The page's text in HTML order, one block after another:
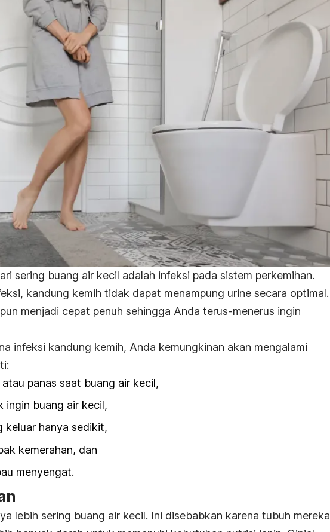
sering buang air kecil adalah infeksi pada sistem perkemihan.
kandung kemih tidak dapat menampung urine secara optimal.
menjadi cepat penuh sehingga Anda terus-menerus ingin
infeksi kandung kemih, Anda kemungkinan akan mengalami
atau panas saat buang air kecil,
ingin buang air kecil,
keluar hanya sedikit,
kemerahan, dan
menyengat.
lebih sering buang air kecil. Ini disebabkan karena tubuh mereka